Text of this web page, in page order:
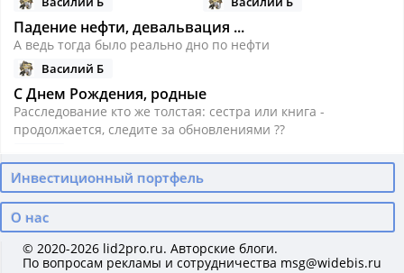
Падение нефти, девальвация ...
А ведь тогда было реально дно по нефти
Василий Б
С Днем Рождения, родные
Расследование кто же толстая: сестра или книга -
продолжается, следите за обновлениями ??
Падение нефти, девальвация ...
Поразительно еще то, что при упавшей нефти сильно не
падают нефтедобытчики. Башнефть хоть и присела в
моменте, но много купить не получилось
Сержик
Инвестиционный портфель
О нас
© 2020-2026 lid2pro.ru. Авторские блоги.
По вопросам рекламы и сотрудничества msg@widebis.ru